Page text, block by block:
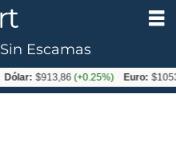
Sin Escamas
$913,86(+0.25%) Euro: $1053,08(-